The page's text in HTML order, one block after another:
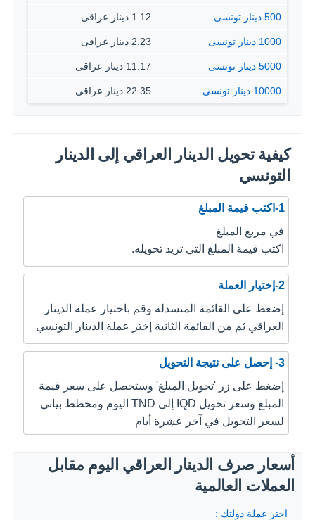
500 دينار تونسى 1.12 دينار عراقى
1000 دينار تونسى 2.23 دينار عراقى
5000 دينار تونسى 11.17 دينار عراقى
10000 دينار تونسى 22.35 دينار عراقى
كيفية تحويل الدينار العراقي إلى الدينار
التونسي
1-اكتب قيمة المبلغ
في مربع المبلغ
اكتب قيمة المبلغ التي تريد تحويله.
2-إختيار العملة
إضغط على القائمة المنسدلة وقم باختيار عملة الدينار
العراقي ثم من القائمة الثانية إختر عملة الدينار التونسي
3- إحصل على نتيجة التحويل
إضغط على زر 'تحويل المبلغ' وستحصل على سعر قيمة
المبلغ وسعر تحويل IQD إلى TND اليوم ومخطط بياني
لسعر التحويل في آخر عشرة أيام
أسعار صرف الدينار العراقي اليوم مقابل
العملات العالمية
اختر عملة دولتك :